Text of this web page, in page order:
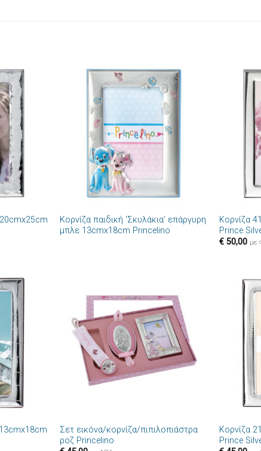
Πρόσθήκη
στην λίστα
επιθυμιών
Πρόσθήκη
στην λίστα
επιθυμιών
Κορνίζα παιδική ‘Σκυλάκια’ επάργυρη
μπλε 13cmx18cm Princelino
Κορνίζα
Prince
€50,00 με
Πρόσθήκη
στην λίστα
επιθυμιών
Πρόσθήκη
στην λίστα
επιθυμιών
Σετ εικόνα/κορνίζα/πιπιλοπιάστρα
ροζ Princelino
Κορνίζα
Prince